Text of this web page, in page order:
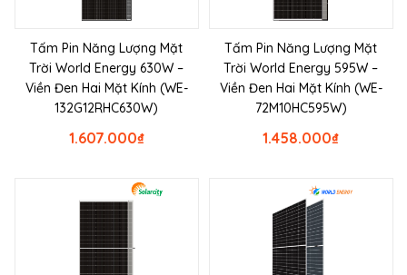
Tấm Pin Năng Lượng Mặt
Trời World Energy 630W –
Viền Đen Hai Mặt Kính (WE-
132G12RHC630W)
₫
1.607.000
Tấm Pin Năng Lượng Mặt
Trời World Energy 595W –
Viền Đen Hai Mặt Kính (WE-
72M10HC595W)
₫
1.458.000